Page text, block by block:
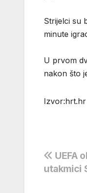
Strijelci su
minute
U prvom
nakon što
Izvor:hrt.hr
UEFA
utakmici